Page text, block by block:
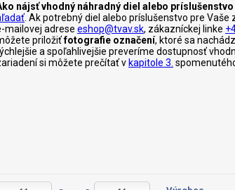
nájsť vhodný náhradný diel alebo príslušenstvo
. Ak potrebný diel alebo príslušenstvo pre
mailovej adrese eshop@tvav.sk, zákazníckej linke
priložiťfotografie označení, ktoré sa
a spoľahlivejšie preveríme dostupnosť
si môžete prečítať v kapitole 3.